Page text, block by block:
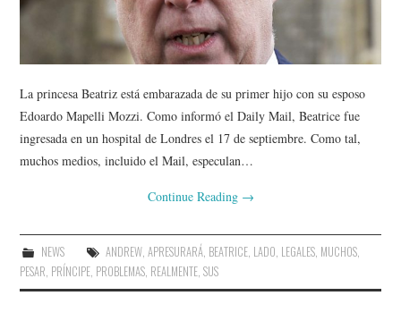
La princesa Beatriz está embarazada de su primer hijo con su esposo
Edoardo Mapelli Mozzi. Como informó el Daily Mail, Beatrice fue
ingresada en un hospital de Londres el 17 de septiembre. Como tal,
muchos medios, incluido el Mail, especulan…
Continue Reading →
NEWS ANDREW, APRESURARÁ, BEATRICE, LADO, LEGALES, MUCHOS,
PESAR, PRÍNCIPE, PROBLEMAS, REALMENTE,SUS